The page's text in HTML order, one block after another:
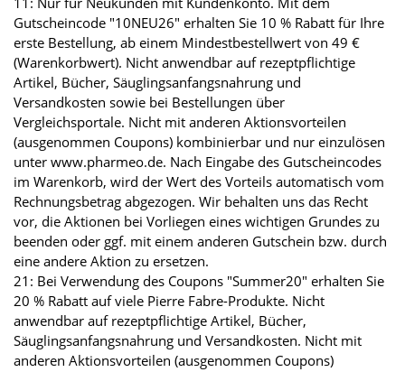
Gutscheincode "10NEU26" erhalten Sie 10 % Rabatt für Ihre
erste Bestellung, ab einem Mindestbestellwert von 49 €
(Warenkorbwert). Nicht anwendbar auf rezeptpflichtige
Artikel, Bücher, Säuglingsanfangsnahrung und
Versandkosten sowie bei Bestellungen über
Vergleichsportale. Nicht mit anderen Aktionsvorteilen
(ausgenommen Coupons) kombinierbar und nur einzulösen
unter www.pharmeo.de. Nach Eingabe des Gutscheincodes
im Warenkorb, wird der Wert des Vorteils automatisch vom
Rechnungsbetrag abgezogen. Wir behalten uns das Recht
vor, die Aktionen bei Vorliegen eines wichtigen Grundes zu
beenden oder ggf. mit einem anderen Gutschein bzw. durch
eine andere Aktion zu ersetzen.
21: Bei Verwendung des Coupons "Summer20" erhalten Sie
20 % Rabatt auf viele Pierre Fabre-Produkte. Nicht
anwendbar auf rezeptpflichtige Artikel, Bücher,
Säuglingsanfangsnahrung und Versandkosten. Nicht mit
anderen Aktionsvorteilen (ausgenommen Coupons)